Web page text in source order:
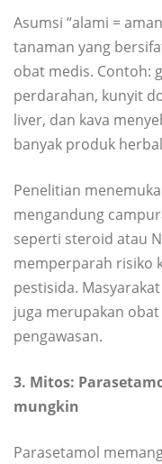
Asumsi “alami =
tanaman yang
obat medis. Contoh:
perdarahan, kunyit
liver, dan kava
banyak produk
Penelitian
mengandung
seperti steroid atau
memperparah risiko
pestisida.
juga merupakan
pengawasan.
3. Mitos:
mungkin
Parasetamol